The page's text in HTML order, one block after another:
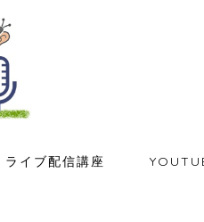
ライブ配信講座